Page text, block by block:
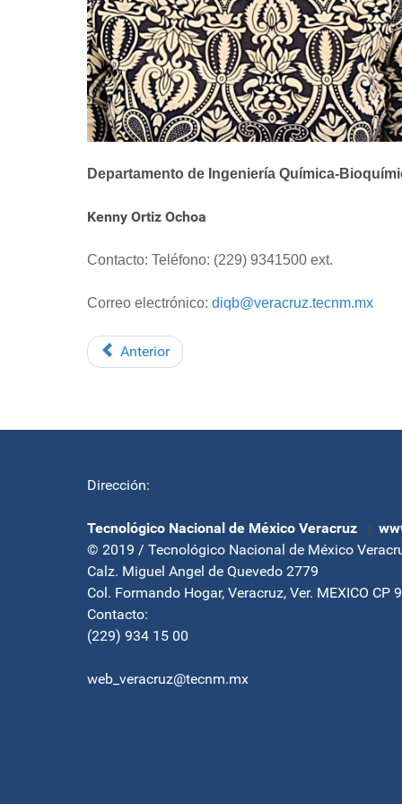
Departamento de Ingeniería Química-
Kenny Ortiz Ochoa
Contacto: Teléfono: (229) 9341500 ext.
Correo electrónico: diqb@veracruz.tecnm.mx
Anterior
Dirección:
Tecnológico Nacional de México Veracruz |
© 2019 / Tecnológico Nacional de México
Calz. Miguel Angel de Quevedo 2779
Col. Formando Hogar, Veracruz, Ver. MEXICO CP
Contacto:
(229) 934 15 00
web_veracruz@tecnm.mx